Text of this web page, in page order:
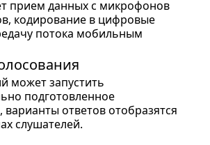
прием данных с микрофонов
кодирование в цифровые
потока мобильным
может запустить
подготовленное
варианты ответов отобразятся
слушателей.